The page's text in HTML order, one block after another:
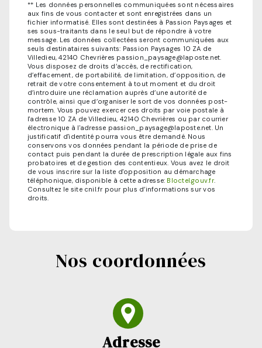
** Les données personnelles communiquées sont nécessaires
aux fins de vous contacter et sont enregistrées dans un
fichier informatisé. Elles sont destinées à Passion Paysages et
ses sous-traitants dans le seul but de répondre à votre
message. Les données collectées seront communiquées aux
seuls destinataires suivants: Passion Paysages 10 ZA de
Villedieu, 42140 Chevrières passion_paysage@laposte.net.
Vous disposez de droits d’accès, de rectification,
d’effacement, de portabilité, de limitation, d’opposition, de
retrait de votre consentement à tout moment et du droit
d’introduire une réclamation auprès d’une autorité de
contrôle, ainsi que d’organiser le sort de vos données post-
mortem. Vous pouvez exercer ces droits par voie postale à
l'adresse 10 ZA de Villedieu, 42140 Chevrières ou par courrier
électronique à l'adresse passion_paysage@laposte.net. Un
justificatif d'identité pourra vous être demandé. Nous
conservons vos données pendant la période de prise de
contact puis pendant la durée de prescription légale aux fins
probatoires et de gestion des contentieux. Vous avez le droit
de vous inscrire sur la liste d'opposition au démarchage
téléphonique, disponible à cette adresse:
Bloctel.gouv.fr.
Consultez le site cnil.fr pour plus d’informations sur vos
droits.
Nos coordonnées
Adresse